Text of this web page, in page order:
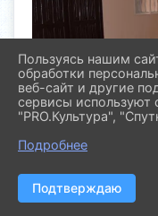
Пользуясь нашим
обработки
веб-сайт и другие
сервисы используют
"PRO.Культура",
Подробнее
Подтверждаю